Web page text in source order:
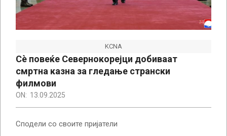
KCNA
Сè повеќе Севернокорејци добиваат
смртна казна за гледање странски
филмови
ON: 13.09.2025
Сподели со своите пријатели